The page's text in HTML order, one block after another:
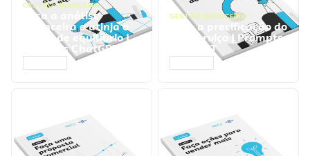
GESTÃO FINANCEIRA
Faça a análise
financeira e atinja o
ponto de equilíbrio |
Prompts ChatGPT
GESTÃO FINANCEIRA
Faça a precificação do
seu serviço | Prompts
ChatGPT